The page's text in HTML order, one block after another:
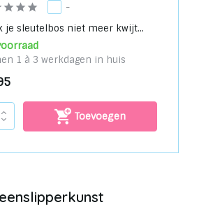
-
je sleutelbos niet meer kwijt...
1 à 3 werkdagen in huis
Toevoegen